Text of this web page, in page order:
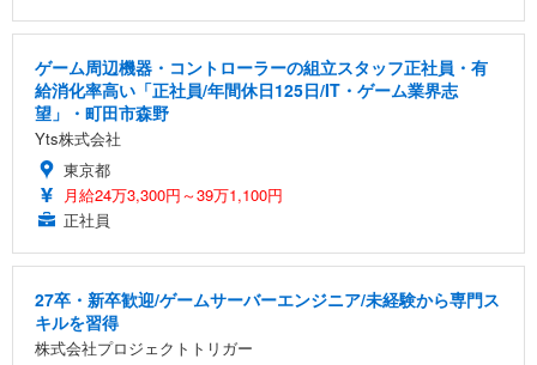
ゲーム周辺機器・コントローラーの組立スタッフ正社員・有
給消化率高い「正社員/年間休日125日/IT・ゲーム業界志
望」・町田市森野
Yts株式会社
東京都
月給24万3,300円～39万1,100円
正社員
27卒・新卒歓迎/ゲームサーバーエンジニア/未経験から専門ス
キルを習得
株式会社プロジェクトトリガー